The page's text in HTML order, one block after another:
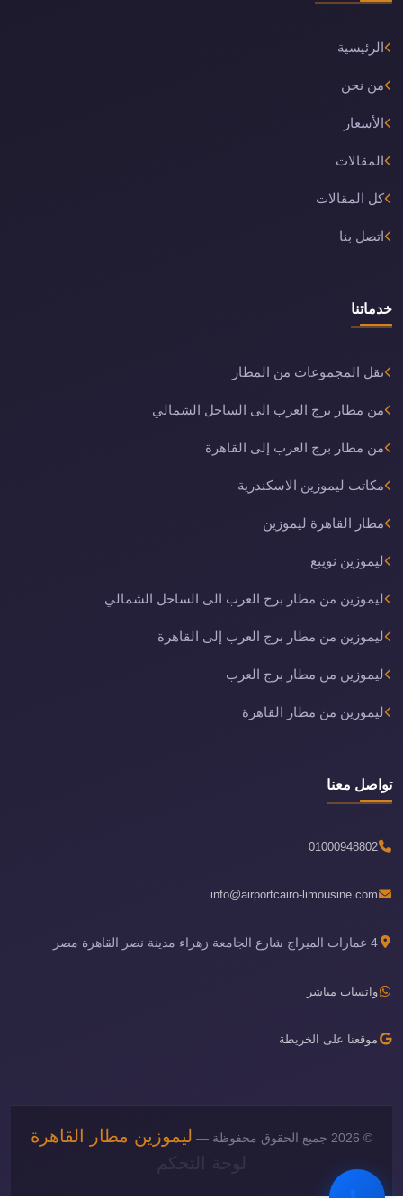
الرئيسية
من نحن
الأسعار
المقالات
كل المقالات
اتصل بنا
خدماتنا
نقل المجموعات من المطار
من مطار برج العرب الى الساحل الشمالي
من مطار برج العرب إلى القاهرة
مكاتب ليموزين الاسكندرية
مطار القاهرة ليموزين
ليموزين نويبع
ليموزين من مطار برج العرب الى الساحل الشمالي
ليموزين من مطار برج العرب إلى القاهرة
ليموزين من مطار برج العرب
ليموزين من مطار القاهرة
تواصل معنا
01000948802
info@airportcairo-limousine.com
4 عمارات الميراج شارع الجامعة زهراء مدينة نصر القاهرة مصر
واتساب مباشر
موقعنا على الخريطة
© 2026 جميع الحقوق محفوظة —
ليموزين مطار القاهرة